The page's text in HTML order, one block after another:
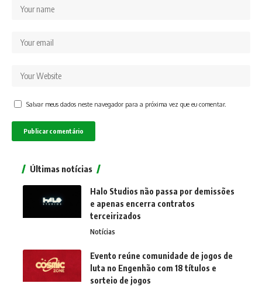
Salvar meus dados neste navegador para a próxima vez que eu comentar.
Últimas notícias
Halo Studios não passa por demissões
e apenas encerra contratos
terceirizados
Notícias
Evento reúne comunidade de jogos de
luta no Engenhão com 18 títulos e
sorteio de jogos